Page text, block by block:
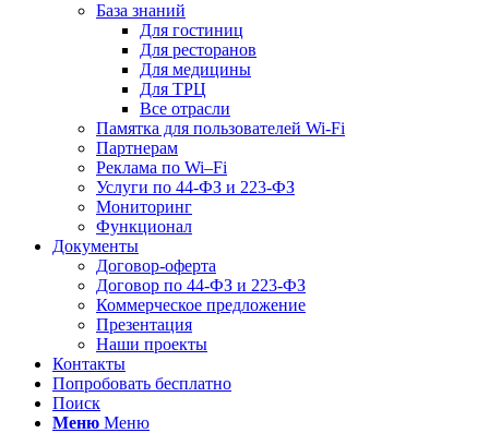
База знаний
Для гостиниц
Для ресторанов
Для медицины
Для ТРЦ
Все отрасли
Памятка для пользователей Wi-Fi
Партнерам
Реклама по Wi–Fi
Услуги по 44-ФЗ и 223-ФЗ
Мониторинг
Функционал
Документы
Договор-оферта
Договор по 44-ФЗ и 223-ФЗ
Коммерческое предложение
Презентация
Наши проекты
Контакты
Попробовать бесплатно
Поиск
Меню Меню